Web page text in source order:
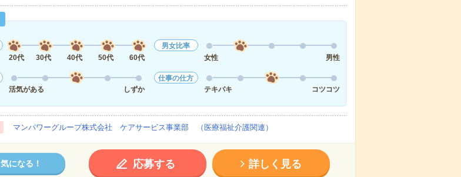
20代
30代 40代 50代 60代
男女比率
女性
男性
活気がある
しずか
仕事の仕方
テキパキ
コツコツ
マンパワーグループ株式会社 ケアサービス事業部 （医療福祉介護関連）
気になる！ 応募する 詳しく見る